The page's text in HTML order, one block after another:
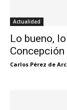
Actualidad
Lo bueno,
Carlos Pérez de